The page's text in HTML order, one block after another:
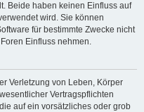
Beide haben keinen Einfluss auf
wird. Sie können
für bestimmte Zwecke nicht
Einfluss nehmen.
Verletzung von Leben, Körper
Vertragspflichten
auf ein vorsätzliches oder grob